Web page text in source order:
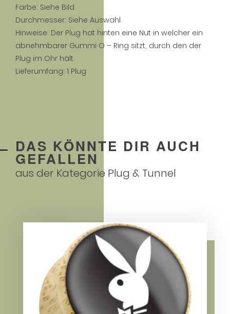
Farbe: Siehe Bild
Durchmesser: Siehe Auswahl
Hinweise: Der Plug hat hinten eine Nut in welcher ein
abnehmbarer Gummi O – Ring sitzt, durch den der
Plug im Ohr hält.
Lieferumfang: 1 Plug
DAS KÖNNTE DIR AUCH
GEFALLEN
aus der Kategorie Plug & Tunnel